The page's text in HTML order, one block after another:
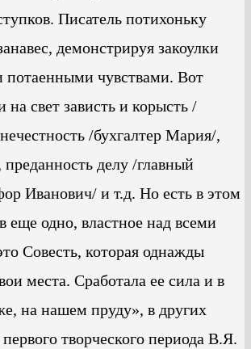
Писатель потихоньку
демонстрируя закоулки
чувствами. Вот
на свет зависть и корысть /
/бухгалтер Мария/,
делу /главный
Иванович/ и т.д. Но есть в этом
еще одно, властное над всеми
Совесть, которая однажды
места. Сработала ее сила и в
на нашем пруду», в других
творческого периода В.Я.